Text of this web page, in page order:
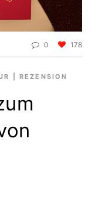
0 178
REZENSION